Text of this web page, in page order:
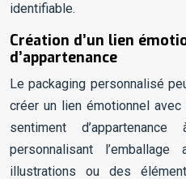
identifiable.
Création d’un lien
d’appartenance
Le packaging personnalisé
créer un lien émotionnel
sentiment
personnalisant
illustrations ou des